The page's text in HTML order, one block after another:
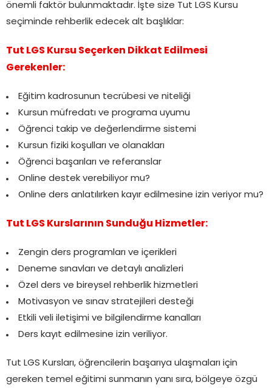
önemli faktör bulunmaktadır. İşte size Tut LGS Kursu
seçiminde rehberlik edecek alt başlıklar:
Tut LGS Kursu Seçerken Dikkat Edilmesi
Gerekenler:
Eğitim kadrosunun tecrübesi ve niteliği
Kursun müfredatı ve programa uyumu
Öğrenci takip ve değerlendirme sistemi
Kursun fiziki koşulları ve olanakları
Öğrenci başarıları ve referanslar
Online destek verebiliyor mu?
Online ders anlatılırken kayır edilmesine izin veriyor mu?
Tut LGS Kurslarının Sunduğu Hizmetler:
Zengin ders programları ve içerikleri
Deneme sınavları ve detaylı analizleri
Özel ders ve bireysel rehberlik hizmetleri
Motivasyon ve sınav stratejileri desteği
Etkili veli iletişimi ve bilgilendirme kanalları
Ders kayıt edilmesine izin veriliyor.
Tut LGS Kursları, öğrencilerin başarıya ulaşmaları için
gereken temel eğitimi sunmanın yanı sıra, bölgeye özgü